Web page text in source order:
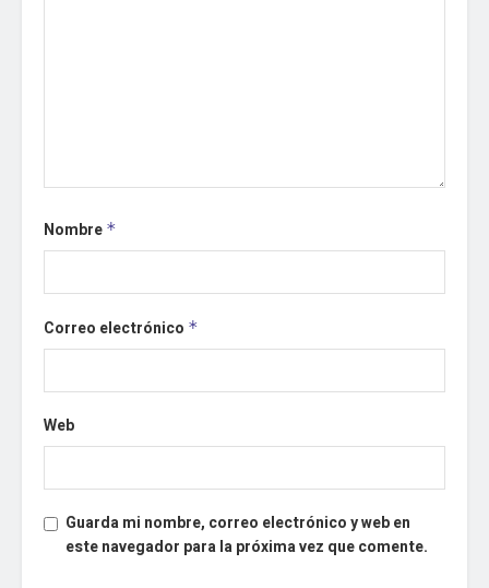
Nombre *
Correo electrónico *
Web
Guarda mi nombre, correo electrónico y web en
este navegador para la próxima vez que comente.